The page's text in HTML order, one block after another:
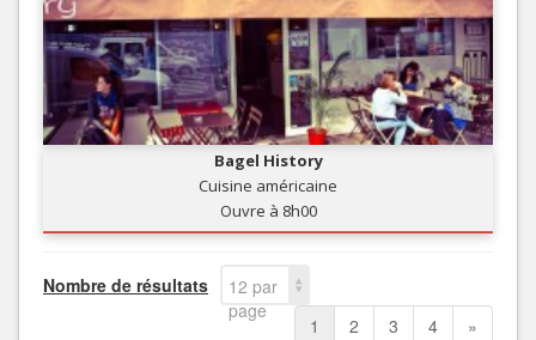
Bagel History
Cuisine américaine
Ouvre à 8h00
Nombre de résultats
12 par
page
1 2 3 4 »